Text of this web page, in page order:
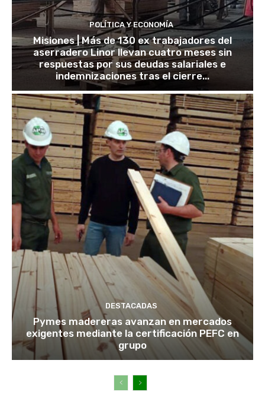
POLÍTICA Y ECONOMÍA
Misiones | Más de 130 ex trabajadores del
aserradero Linor llevan cuatro meses sin
respuestas por sus deudas salariales e
indemnizaciones tras el cierre...
DESTACADAS
Pymes madereras avanzan en mercados
exigentes mediante la certificación PEFC en
grupo